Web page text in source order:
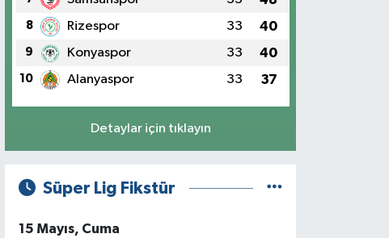
8 Rizespor 33 40
9 Konyaspor 33 40
10 Alanyaspor 33 37
Detaylar için tıklayın
Süper Lig Fikstür
15 Mayıs, Cuma